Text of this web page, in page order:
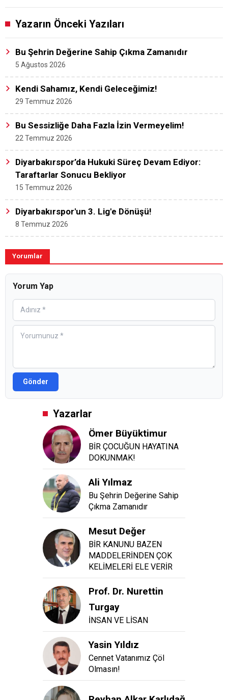
Yazarın Önceki Yazıları
Bu Şehrin Değerine Sahip Çıkma Zamanıdır
5 Ağustos 2026
Kendi Sahamız, Kendi Geleceğimiz!
29 Temmuz 2026
Bu Sessizliğe Daha Fazla İzin Vermeyelim!
22 Temmuz 2026
Diyarbakırspor’da Hukuki Süreç Devam Ediyor:
Taraftarlar Sonucu Bekliyor
15 Temmuz 2026
Diyarbakırspor'un 3. Lig'e Dönüşü!
8 Temmuz 2026
Yorumlar
Yorum Yap
Gönder
Yazarlar
Ömer Büyüktimur
BİR ÇOCUĞUN HAYATINA
DOKUNMAK!
Ali Yılmaz
Bu Şehrin Değerine Sahip
Çıkma Zamanıdır
Mesut Değer
BİR KANUNU BAZEN
MADDELERİNDEN ÇOK
KELİMELERİ ELE VERİR
Prof. Dr. Nurettin
Turgay
İNSAN VE LİSAN
Yasin Yıldız
Cennet Vatanımız Çöl
Olmasın!